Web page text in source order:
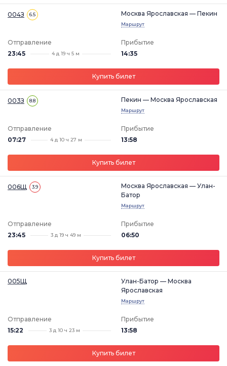
004З 6.5 Москва Ярославская — Пекин
Маршрут
Отправление
23:45
4 д 19 ч 5 м
Прибытие
14:35
Купить билет
003З 8.8 Пекин — Москва Ярославская
Маршрут
Отправление
07:27
4 д 10 ч 27 м
Прибытие
13:58
Купить билет
006Щ 3.9
Москва Ярославская — Улан-
Батор
Маршрут
Отправление
23:45
3 д 19 ч 49 м
Прибытие
06:50
Купить билет
005Щ
Улан-Батор — Москва
Ярославская
Маршрут
Отправление
15:22
3 д 10 ч 23 м
Прибытие
13:58
Купить билет